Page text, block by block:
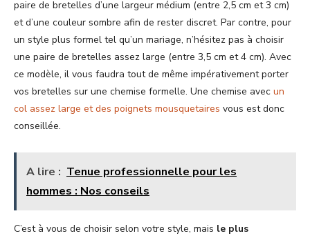
paire de bretelles d’une largeur médium (entre 2,5 cm et 3 cm)
et d’une couleur sombre afin de rester discret. Par contre, pour
un style plus formel tel qu’un mariage, n’hésitez pas à choisir
une paire de bretelles assez large (entre 3,5 cm et 4 cm). Avec
ce modèle, il vous faudra tout de même impérativement porter
vos bretelles sur une chemise formelle. Une chemise avec un
col assez large et des poignets mousquetaires vous est donc
conseillée.
A lire : Tenue professionnelle pour les
hommes : Nos conseils
C’est à vous de choisir selon votre style, mais le plus